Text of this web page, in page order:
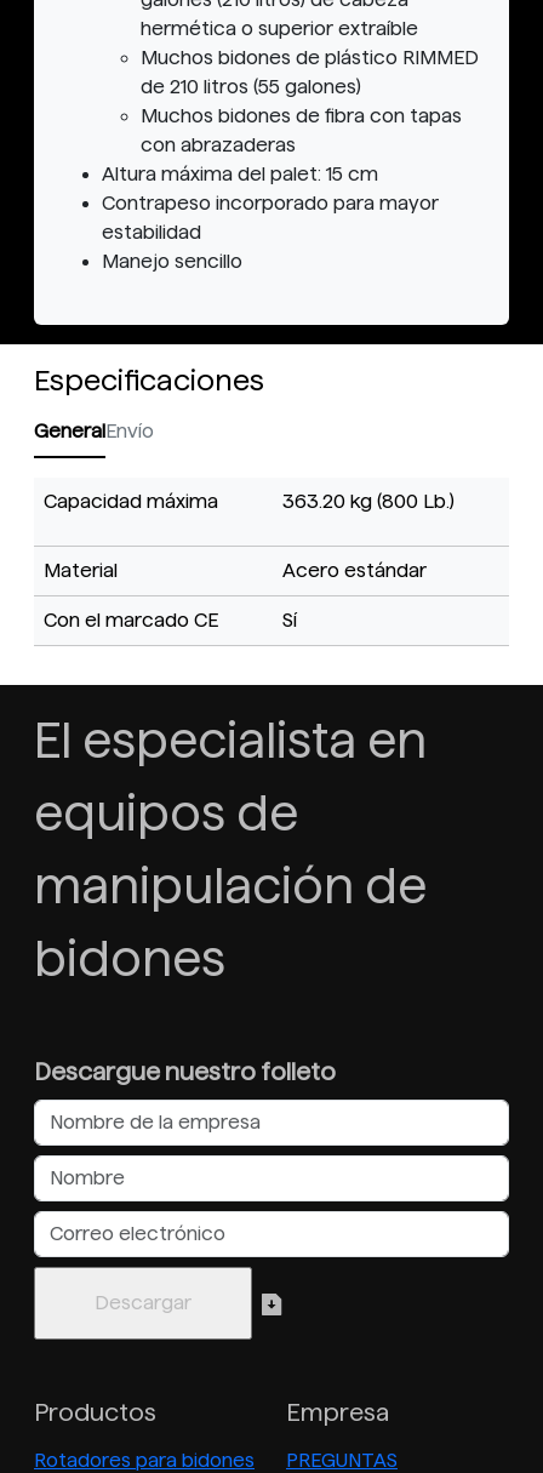
hermética o superior extraíble
Muchos bidones de plástico RIMMED
de 210 litros (55 galones)
Muchos bidones de fibra con tapas
con abrazaderas
Altura máxima del palet: 15 cm
Contrapeso incorporado para mayor
estabilidad
Manejo sencillo
Especificaciones
GeneralEnvío
Capacidad máxima 363.20 kg (800 Lb.)
Material Acero estándar
Con el marcado CE Sí
El especialista en
equipos de
manipulación de
bidones
Descargue nuestro folleto
Productos
Rotadores para bidones
Empresa
PREGUNTAS